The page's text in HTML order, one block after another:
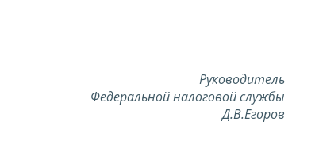
Руководитель
Федеральной налоговой службы
Д.В.Егоров